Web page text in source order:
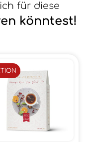
für diese
könntest!